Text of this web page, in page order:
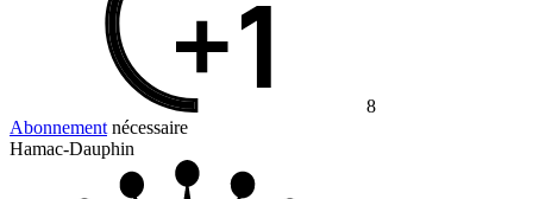
8
Abonnement nécessaire
Hamac-Dauphin